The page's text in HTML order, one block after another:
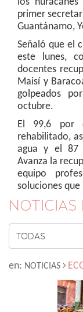
primer
Guantánamo,
Señaló que el
este lunes,
docentes
Maisí y
golpeados
octubre.
El 99,6 por
rehabilitado,
agua y el 87
Avanza la
equipo
soluciones que
NOTICIAS
TODAS
en: NOTICIAS